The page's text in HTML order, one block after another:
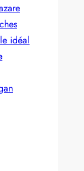
idéal